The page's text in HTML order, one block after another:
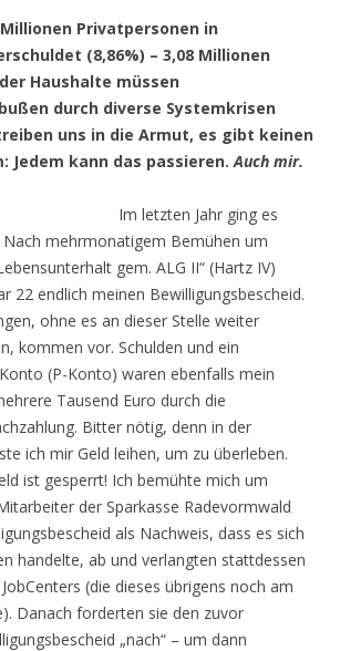
Millionen Privatpersonen in
(8,86%) – 3,08 Millionen
Haushalte müssen
durch diverse Systemkrisen
uns in die Armut, es gibt keinen
Jedem kann das passieren.Auch mir.
Im letzten Jahr ging es
mehrmonatigem Bemühen um
gem. ALG II“ (Hartz IV)
22 endlich meinen Bewilligungsbescheid.
ohne es an dieser Stelle weiter
kommen vor. Schulden und ein
(P-Konto) waren ebenfalls mein
Tausend Euro durch die
Bitter nötig, denn in der
ich mir Geld leihen, um zu überleben.
ist gesperrt! Ich bemühte mich um
der Sparkasse Radevormwald
als Nachweis, dass es sich
handelte, ab und verlangten stattdessen
(die dieses übrigens noch am
Danach forderten sie den zuvor
„nach“ – um dann